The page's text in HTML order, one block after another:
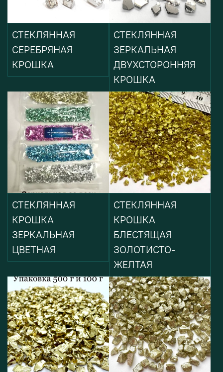
СТЕКЛЯННАЯ
СЕРЕБРЯНАЯ
КРОШКА
СТЕКЛЯННАЯ
ЗЕРКАЛЬНАЯ
ДВУХСТОРОННЯЯ
КРОШКА
СТЕКЛЯННАЯ
КРОШКА
ЗЕРКАЛЬНАЯ
ЦВЕТНАЯ
СТЕКЛЯННАЯ
КРОШКА
БЛЕСТЯЩАЯ
ЗОЛОТИСТО-
ЖЕЛТАЯ